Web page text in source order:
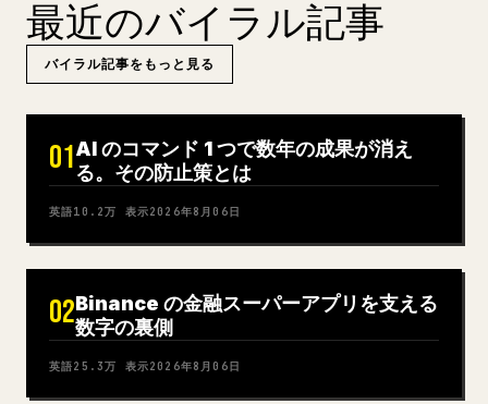
最近のバイラル記事
バイラル記事をもっと見る
01AI のコマンド 1 つで数年の成果が消え
る。その防止策とは
英語10.2万 表示2026年8月06日
02Binance の金融スーパーアプリを支える
数字の裏側
英語25.3万 表示2026年8月06日